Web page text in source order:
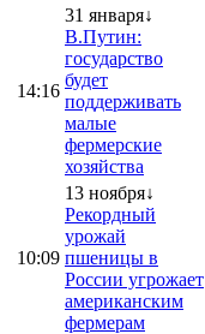
14:16
31 января↓
В.Путин:
государство
будет
поддерживать
малые
фермерские
хозяйства
10:09
13 ноября↓
Рекордный
урожай
пшеницы в
России угрожает
американским
фермерам